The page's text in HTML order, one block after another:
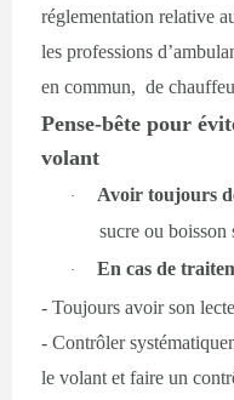
réglementation relative
les professions
en commun, de
Pense-bête pour
volant
· Avoir toujours
sucre ou boisson
· En cas de
- Toujours avoir son
- Contrôler
le volant et faire un